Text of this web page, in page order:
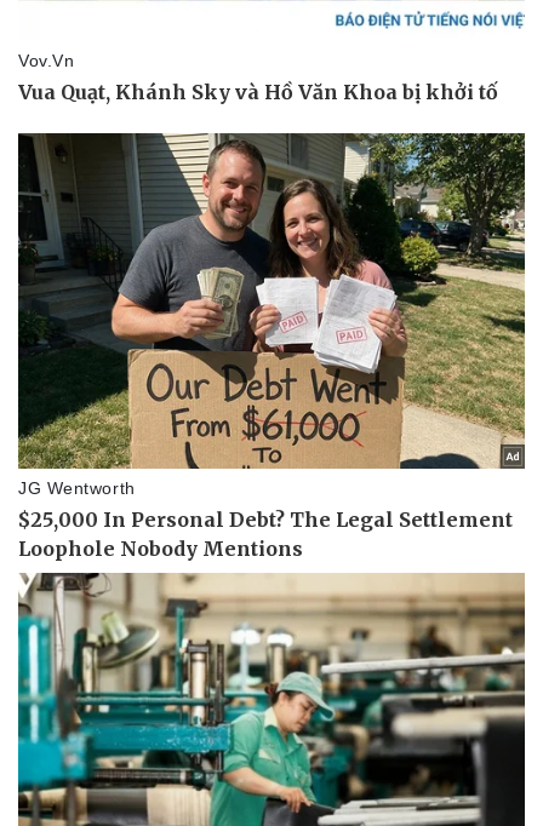
Bất động sản
Khởi nghiệp
Tiêu dùng
Chứng khoán
Giá cà phê